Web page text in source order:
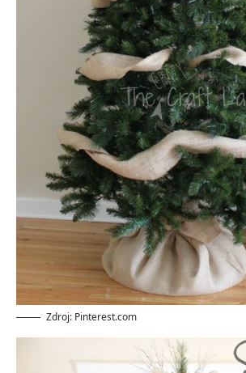
Zdroj: Pinterest.com